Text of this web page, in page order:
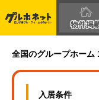
物件掲
大分県の障がい者グルー
全国のグループホーム
入居条件